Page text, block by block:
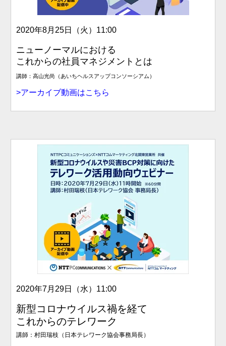
2020年8月25日（火） 11:00
ニューノーマルにおける
これからの社員マネジメントとは
講師：高山光尚（あいちヘルスアップコンソーシアム）
>アーカイブ動画はこちら
2020年7月29日（水） 11:00
新型コロナウイルス禍を経て
これからのテレワーク
講師：村田瑞枝（日本テレワーク協会事務局長）